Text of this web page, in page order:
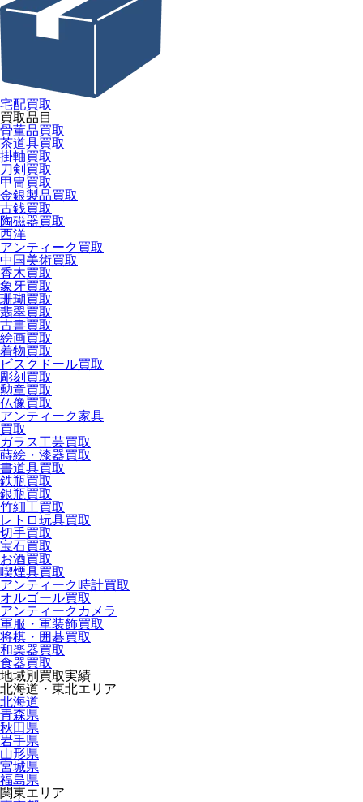
宅配買取
買取品目
骨董品買取
茶道具買取
掛軸買取
刀剣買取
甲冑買取
金銀製品買取
古銭買取
陶磁器買取
西洋
アンティーク買取
中国美術買取
香木買取
象牙買取
珊瑚買取
翡翠買取
古書買取
絵画買取
着物買取
ビスクドール買取
彫刻買取
勲章買取
仏像買取
アンティーク家具
買取
ガラス工芸買取
蒔絵・漆器買取
書道具買取
鉄瓶買取
銀瓶買取
竹細工買取
レトロ玩具買取
切手買取
宝石買取
お酒買取
喫煙具買取
アンティーク時計買取
オルゴール買取
アンティークカメラ
軍服・軍装飾買取
将棋・囲碁買取
和楽器買取
食器買取
地域別買取実績
北海道・東北エリア
北海道
青森県
秋田県
岩手県
山形県
宮城県
福島県
関東エリア